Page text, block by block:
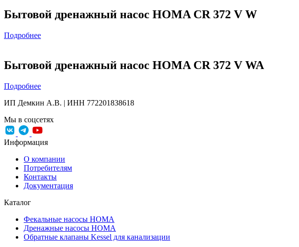
Бытовой дренажный насос HOMA CR 372 V W
Подробнее
Бытовой дренажный насос HOMA CR 372 V WA
Подробнее
ИП Демкин А.В. | ИНН 772201838618
Мы в соцсетях
Информация
О компании
Потребителям
Контакты
Документация
Каталог
Фекальные насосы HOMA
Дренажные насосы HOMA
Обратные клапаны Kessel для канализации